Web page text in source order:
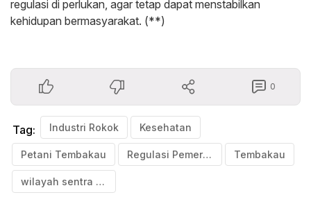
regulasi di perlukan, agar tetap dapat menstabilkan
kehidupan bermasyarakat. (**)
0
Tag: Industri Rokok Kesehatan
Petani Tembakau Regulasi Pemerintah Terkait Industri Rokok Tembakau
wilayah sentra penghasil tembakau di Indonesia